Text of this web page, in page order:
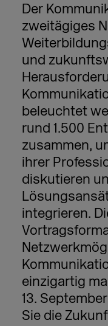
Der
zweitägiges
und
beleuchtet
rund 1.500
zusammen,
ihrer
diskutieren
integrieren.
einzigartig
13.
Sie die